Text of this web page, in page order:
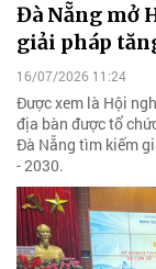
Đà Nẵng mở
giải pháp
16/07/2026 11:24
Được xem là Hội
địa bàn được tổ
Đà Nẵng tìm kiếm
- 2030.